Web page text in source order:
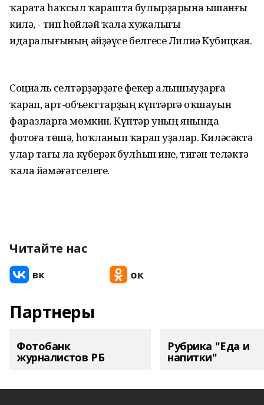
ҡарата һаҡсыл ҡарашта булырҙарына ышанғы
килә, - тип һөйләй ҡала хужалығы
идаралығының әйҙәүсе белгесе Лилиә Кубицкая.
Социаль селтәрҙәрҙәге фекер алышыуҙарға
ҡарап, арт-объекттарҙың күптәргә оҡшауын
фаразларға мөмкин. Күптәр уның янында
фотоға төшә, һоҡланып ҡарап уҙалар. Киләсәктә
улар тағы ла күберәк булһын ине, тигән теләктә
ҡала йәмәғәтселеге.
Читайте нас
Партнеры
Фотобанк
журналистов РБ
Рубрика "Еда и
напитки"